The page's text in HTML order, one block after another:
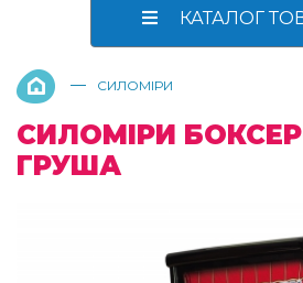
КАТАЛОГ
— СИЛОМІРИ
СИЛОМІРИ
ГРУША